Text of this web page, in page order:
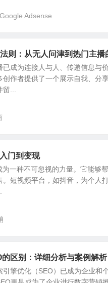
Google Adsense
则：从无人问津到热门主播
成为连接人与人、传递信息与
作者提供了一个展示自我、分
...
门到变现
一种不可忽视的力量。它能够
短视频平台，如抖音，为个人
区别：详细分析与案例解析
引擎优化（SEO）已成为企业和